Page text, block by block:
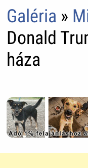
Galéria »
Donald
háza